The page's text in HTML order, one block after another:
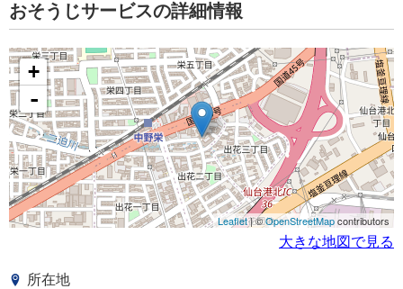
おそうじサービスの詳細情報
+
-
Leaflet| ©OpenStreetMapcontributors
大きな地図で見る
所在地